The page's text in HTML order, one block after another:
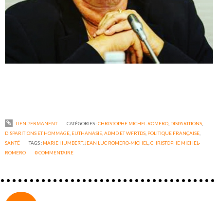
LIEN PERMANENT CATÉGORIES :CHRISTOPHE MICHEL-ROMERO, DISPARITIONS,
DISPARITIONS ET HOMMAGE EUTHANASIE, ADMD ET WFRTDS POLITIQUE FRANÇAISE
SANTÉ
TAGS : MARIE HUMBERT, JEAN LUC ROMERO-MICHEL ,CHRISTOPHE MICHEL-
ROMERO
0COMMENTAIRE